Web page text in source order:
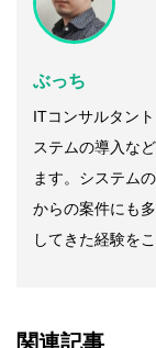
ぶっち
ITコンサルタン
ステムの導入な
ます。システム
からの案件にも
してきた経験を
関連記事